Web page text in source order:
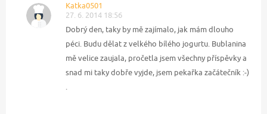
Katka0501
27. 6. 2014 18:56
Dobrý den, taky by mě zajímalo, jak mám dlouho
péci. Budu dělat z velkého bílého jogurtu. Bublanina
mě velice zaujala, pročetla jsem všechny příspěvky a
snad mi taky dobře vyjde, jsem pekařka začátečník :-)